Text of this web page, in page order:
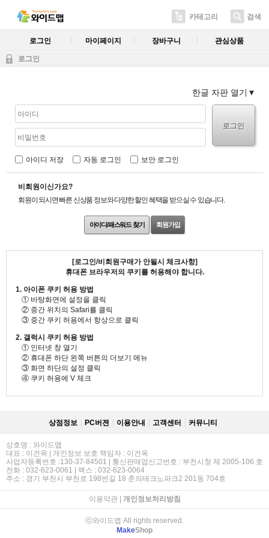
카테고리 검색
로그인 마이페이지 장바구니 관심상품
로그인
한글 자판 열기
로그인
아이디 저장 자동 로그인 보안 로그인
비회원이신가요?
회원이 되시면 빠른 신상품 정보와 다양한 할인 혜택을 받으실 수 있습니다.
아이디/패스워드 찾기 회원가입
[로그인/비회원구매가 안될시 체크사항]
휴대폰 브라우저의 쿠키를 허용해야 합니다.
1. 아이폰 쿠키 허용 방법
① 바탕화면에 설정을 클릭
② 중간 위치의 Safari를 클릭
③ 중간 쿠키 허용에서 항상으로 클릭
2. 갤럭시 쿠키 허용 방법
① 인터넷 창 열기
② 휴대폰 하단 왼쪽 버튼의 더보기 메뉴
③ 화면 하단의 설정 클릭
④ 쿠키 허용에 V 체크
상점정보 PC버젼 이용안내 고객센터 커뮤니티
상호명 : 와이드맵
대표 : 이건옥 | 개인정보 보호 책임자 : 이건옥
사업자등록번호 :130-37-84501 | 통신판매업신고번호 : 부천시청 제 2005-106 호
전화 : 032-623-0061 | 팩스 : 032-623-0064
주소 : 경기 부천시 부천로 198번길 18 춘의테크노파크2 201동 704호
이용약관| 개인정보처리방침
ⓒ와이드맵 All rights reserved.
MakeShop